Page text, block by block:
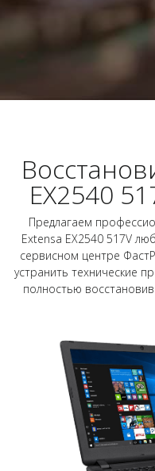
EX2540
Предлагаем
Extensa EX2540 517V
сервисном центре
устранить технические
полностью